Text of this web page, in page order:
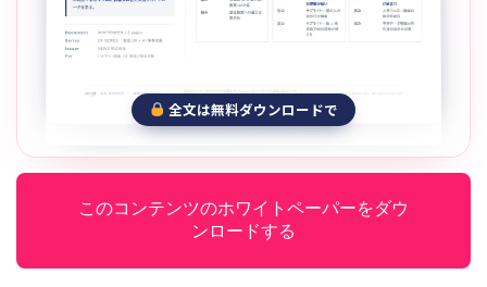
全文は無料ダウンロードで
このコンテンツのホワイトペーパーをダウ
ンロードする